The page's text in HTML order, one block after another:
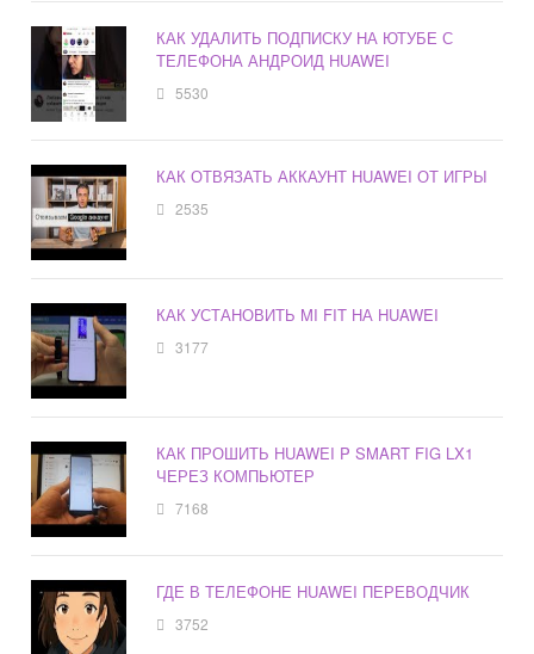
КАК УДАЛИТЬ ПОДПИСКУ НА ЮТУБЕ С
ТЕЛЕФОНА АНДРОИД HUAWEI
5530
КАК ОТВЯЗАТЬ АККАУНТ HUAWEI ОТ ИГРЫ
2535
КАК УСТАНОВИТЬ MI FIT НА HUAWEI
3177
КАК ПРОШИТЬ HUAWEI P SMART FIG LX1
ЧЕРЕЗ КОМПЬЮТЕР
7168
ГДЕ В ТЕЛЕФОНЕ HUAWEI ПЕРЕВОДЧИК
3752